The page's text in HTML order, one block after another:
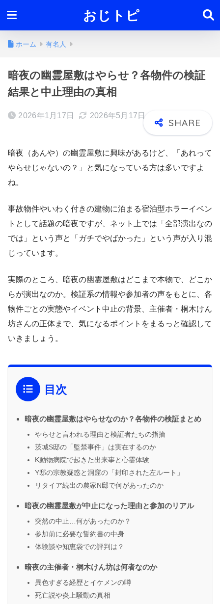
おじトピ
ホーム 有名人
暗夜の幽霊屋敷はやらせ？各物件の検証
結果と中止理由の真相
2026年1月17日 2026年5月17日
暗夜（あんや）の幽霊屋敷に興味があるけど、「あれって
やらせじゃないの？」と気になっている方は多いですよ
ね。
事故物件やいわく付きの建物に泊まる宿泊型ホラーイベン
トとして話題の暗夜ですが、ネット上では「全部演出なの
では」という声と「ガチでやばかった」という声が入り混
じっています。
実際のところ、暗夜の幽霊屋敷はどこまで本物で、どこか
らが演出なのか。検証系の情報や参加者の声をもとに、各
物件ごとの実態やイベント中止の背景、主催者・桐木けん
坊さんの正体まで、気になるポイントをまるっと確認して
いきましょう。
目次
暗夜の幽霊屋敷はやらせなのか？各物件の検証まとめ
やらせと言われる理由と検証者たちの指摘
茨城S邸の「監禁事件」は実在するのか
K動物病院で起きた出来事と心霊体験
Y邸の宗教疑惑と洞窟の「封印された左ルート」
リタイア続出の農家N邸で何があったのか
暗夜の幽霊屋敷が中止になった理由と参加のリアル
突然の中止…何があったのか？
参加前に必要な誓約書の中身
体験談や知恵袋での評判は？
暗夜の主催者・桐木けん坊は何者なのか
異色すぎる経歴とイケメンの噂
死亡説や炎上騒動の真相